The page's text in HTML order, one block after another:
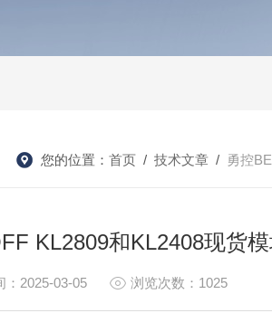
您的位置： 首页 / 技术文章 / 勇控
KL2809和KL2408现货
：2025-03-05 浏览次数：1025